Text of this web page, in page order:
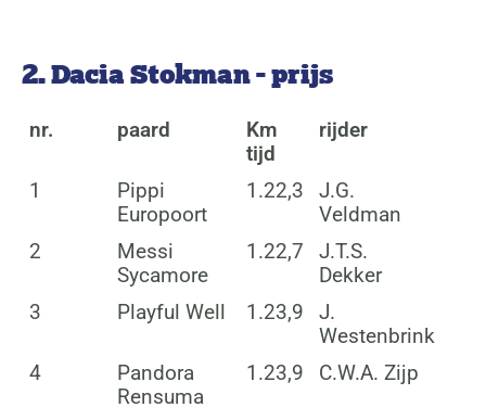
2. Dacia Stokman - prijs
nr. paard
Km
tijd
rijder
1
Pippi
Europoort
1.22,3
J.G.
Veldman
2
Messi
Sycamore
1.22,7
J.T.S.
Dekker
3
Playful Well 1.23,9
J.
Westenbrink
4
Pandora
Rensuma
1.23,9 C.W.A. Zijp